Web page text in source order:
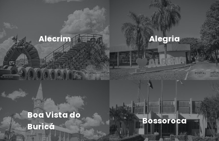
Alecrim Alegria
Boa Vista do
Buricá
Bossoroca